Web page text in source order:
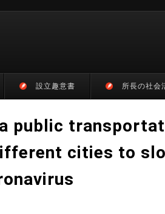
設立趣意書 所長の社会
public
cities to